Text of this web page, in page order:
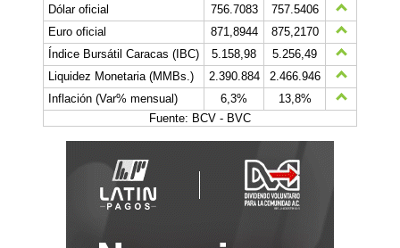
Dólar oficial
756.7083
757.5406
Euro oficial
871,8944
875,2170
Índice Bursátil Caracas (IBC)
5.158,98
5.256,49
Liquidez Monetaria (MMBs.)
2.390.884
2.466.946
Inflación (Var% mensual)
6,3%
13,8%
Fuente: BCV - BVC